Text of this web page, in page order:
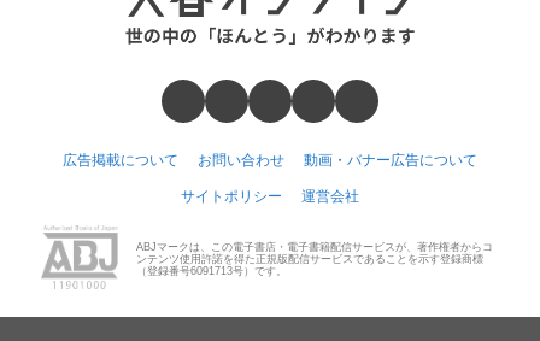
広告掲載について お問い合わせ 動画・バナー広告について
サイトポリシー 運営会社
ABJマークは、この電子書店・電子書籍配信サービスが、著作権者からコ
ンテンツ使用許諾を得た正規版配信サービスであることを示す登録商標
（登録番号6091713号）です。